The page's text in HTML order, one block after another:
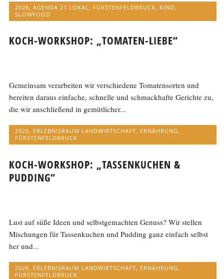
2026,AGENDA 21 LOKAL, FÜRSTENFELDBRUCK, KINO,
SLOWFOOD
KOCH-WORKSHOP: „TOMATEN-LIEBE“
Gemeinsam verarbeiten wir verschiedene Tomatensorten und
bereiten daraus einfache, schnelle und schmackhafte Gerichte zu,
die wir anschließend in gemütlicher...
2026, ERLEBNISRAUM LANDWIRTSCHAFT, ERNÄHRUNG,
FÜRSTENFELDBRUCK
KOCH-WORKSHOP: „TASSENKUCHEN &
PUDDING“
Lust auf süße Ideen und selbstgemachten Genuss? Wir stellen
Mischungen für Tassenkuchen und Pudding ganz einfach selbst
her und...
2026 ERLEBNISRAUM LANDWIRTSCHAFT ERNÄHRUNG
FÜRSTENFELDBRUCK